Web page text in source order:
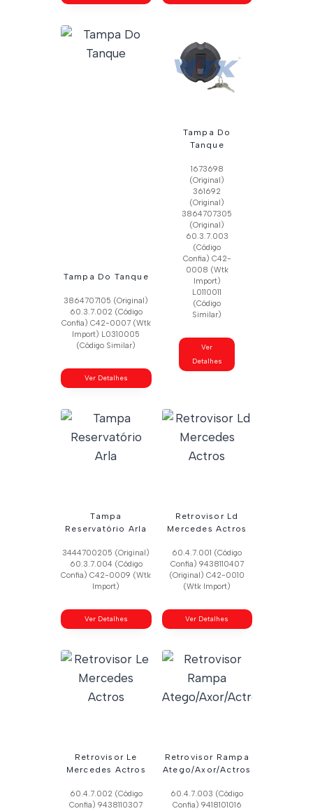
Tampa Do Tanque
3864707105 (Original)
60.3.7.002 (Código
Confia) C42-0007 (Wtk
Import) L0310005
(Código Similar)
Ver Detalhes
Tampa Do
Tanque
1673698
(Original)
361692
(Original)
3864707305
(Original)
60.3.7.003
(Código
Confia) C42-
0008 (Wtk
Import)
L0110011
(Código
Similar)
Ver
Detalhes
Tampa
Reservatório Arla
3444700205 (Original)
60.3.7.004 (Código
Confia) C42-0009 (Wtk
Import)
Ver Detalhes
Retrovisor Ld
Mercedes Actros
60.4.7.001 (Código
Confia) 9438110407
(Original) C42-0010
(Wtk Import)
Ver Detalhes
Retrovisor Le
Mercedes Actros
60.4.7.002 (Código
Confia) 9438110307
Retrovisor Rampa
Atego/Axor/Actros
60.4.7.003 (Código
Confia) 9418101016